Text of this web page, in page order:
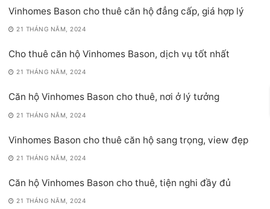
Vinhomes Bason cho thuê căn hộ đẳng cấp, giá hợp lý
21 THÁNG NĂM, 2024
Cho thuê căn hộ Vinhomes Bason, dịch vụ tốt nhất
21 THÁNG NĂM, 2024
Căn hộ Vinhomes Bason cho thuê, nơi ở lý tưởng
21 THÁNG NĂM, 2024
Vinhomes Bason cho thuê căn hộ sang trọng, view đẹp
21 THÁNG NĂM, 2024
Căn hộ Vinhomes Bason cho thuê, tiện nghi đầy đủ
21 THÁNG NĂM, 2024